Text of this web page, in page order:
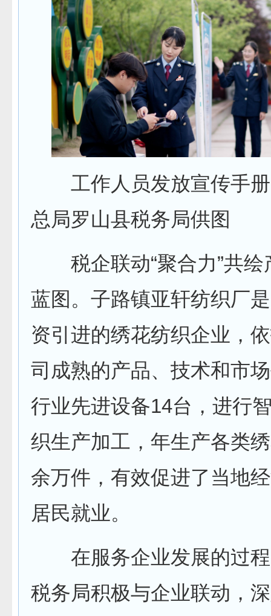
工作人员发放宣传手
总局罗山县税务局供图
税企联动“聚合力”共绘
蓝图。子路镇亚轩纺织厂
资引进的绣花纺织企业，
司成熟的产品、技术和市
行业先进设备14台，进行
织生产加工，年生产各类
余万件，有效促进了当地
居民就业。
在服务企业发展的过程
税务局积极与企业联动，